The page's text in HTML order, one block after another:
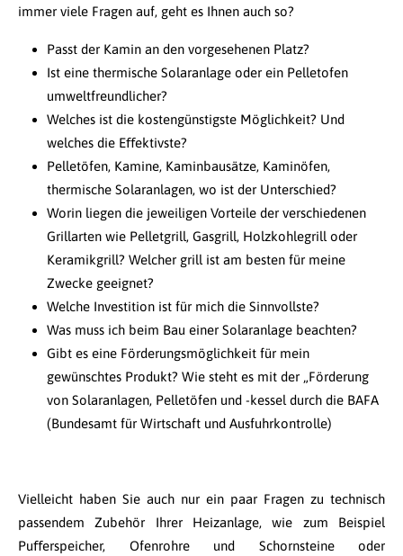
immer viele Fragen auf, geht es Ihnen auch so?
Passt der Kamin an den vorgesehenen Platz?
Ist eine thermische Solaranlage oder ein Pelletofen
umweltfreundlicher?
Welches ist die kostengünstigste Möglichkeit? Und
welches die Eﬀektivste?
Pelletöfen, Kamine, Kaminbausätze, Kaminöfen,
thermische Solaranlagen, wo ist der Unterschied?
Worin liegen die jeweiligen Vorteile der verschiedenen
Grillarten wie Pelletgrill, Gasgrill, Holzkohlegrill oder
Keramikgrill? Welcher grill ist am besten für meine
Zwecke geeignet?
Welche Investition ist für mich die Sinnvollste?
Was muss ich beim Bau einer Solaranlage beachten?
Gibt es eine Förderungsmöglichkeit für mein
gewünschtes Produkt? Wie steht es mit der „Förderung
von Solaranlagen, Pelletöfen und -kessel durch die BAFA
(Bundesamt für Wirtschaft und Ausfuhrkontrolle)
Vielleicht haben Sie auch nur ein paar Fragen zu technisch
passendem Zubehör Ihrer Heizanlage, wie zum Beispiel
Puﬀerspeicher, Ofenrohre und Schornsteine oder